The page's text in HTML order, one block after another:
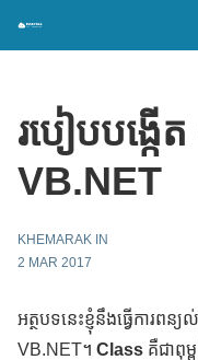
របៀបបង្កើ
VB.NET
KHEMARAK IN
2 MAR 2017
អត្ថបទនេះខ្ញុំនឹងធ្វើការពន្
VB.NET។ Class គឺជាពុ